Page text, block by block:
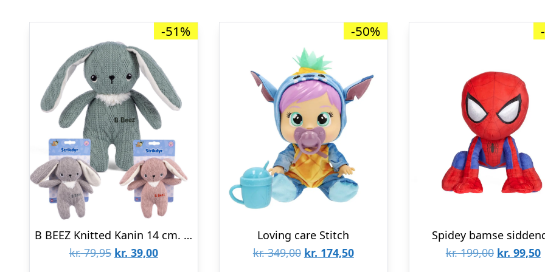
-51%
B BEEZ Knitted Kanin 14 cm. – aktivitets legetøj – Legekammeraten.dk
kr.79,95 Den
kr. 39,00Den
-50%
Loving care Stitch
kr.349,00 Den
kr. 174,50Den
Spidey bamse
kr.199,00 Den
kr. 99,50